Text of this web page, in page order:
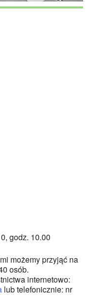
godz. 10.00
możemy przyjąć na
osób.
internetowo:
lub telefonicznie: nr